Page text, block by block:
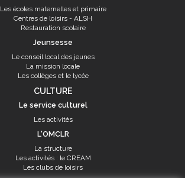
Les écoles maternelles et primaire
Centres de loisirs - ALSH
Restauration scolaire
Jeunsesse
Le conseil local des jeunes
La mission locale
Les collèges et le lycée
CULTURE
Le service culturel
Les activités
L'OMCLR
La structure
Les activités : le CREAM
Les clubs de loisirs